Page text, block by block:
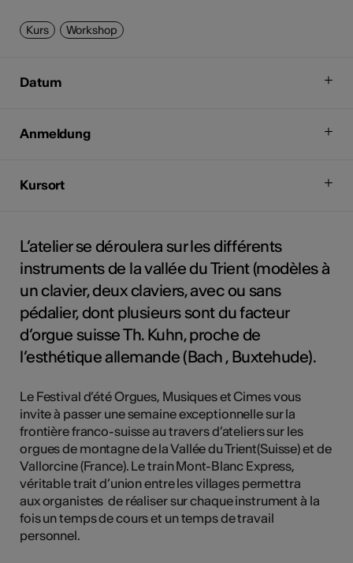
Kurs Workshop
Datum
Anmeldung
Kursort
L’atelier se déroulera sur les différents
instruments de la vallée du Trient (modèles à
un clavier, deux claviers, avec ou sans
pédalier, dont plusieurs sont du facteur
d’orgue suisse Th. Kuhn, proche de
l’esthétique allemande (Bach , Buxtehude).
Le Festival d’été Orgues, Musiques et Cimes vous
invite à passer une semaine exceptionnelle sur la
frontière franco-suisse au travers d’ateliers sur les
orgues de montagne de la Vallée du Trient(Suisse) et de
Vallorcine (France). Le train Mont-Blanc Express,
véritable trait d’union entre les villages permettra
aux organistes de réaliser sur chaque instrument à la
fois un temps de cours et un temps de travail
personnel.